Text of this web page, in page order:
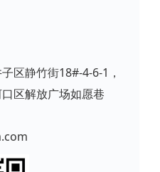
区静竹街18#-4-6-1，
区解放广场如愿巷